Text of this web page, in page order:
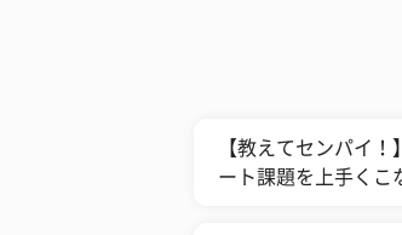
【教えてセンパイ
ート課題を上手く